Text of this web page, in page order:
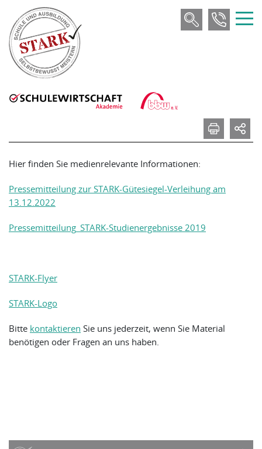
Hier finden Sie medienrelevante Informationen:
Pressemitteilung zur STARK-Gütesiegel-Verleihung am
13.12.2022
Pressemitteilung_STARK-Studienergebnisse 2019
STARK-Flyer
STARK-Logo
Bitte kontaktieren Sie uns jederzeit, wenn Sie Material
benötigen oder Fragen an uns haben.